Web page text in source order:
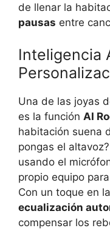
de llenar la
pausas entre
Inteligencia
Una de las joyas
es la función AI
habitación suena
pongas el
usando el
propio equipo
Con un toque en
ecualización
compensar los